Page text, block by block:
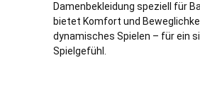
Damenbekleidung speziell für
bietet Komfort und
dynamisches Spielen – für ein
Spielgefühl.